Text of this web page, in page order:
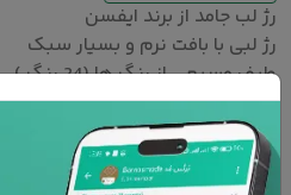
رژ لب جامد از برند ایفسن
رژ لبی با بافت نرم و بسیار سبک
طیف وسیعی از رنگ ها (24 رنگ )
حاوی ترکیبات مرطوب کننده لب
نگه می دارد ( اسید هیالورونیک )
ایده آل برای لب های خشک و ترک